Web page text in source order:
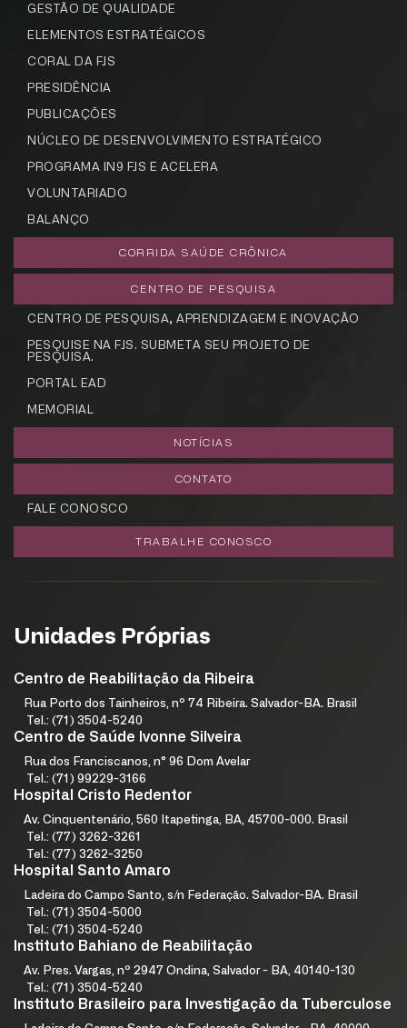
GESTÃO DE QUALIDADE
ELEMENTOS ESTRATÉGICOS
CORAL DA FJS
PRESIDÊNCIA
PUBLICAÇÕES
NÚCLEO DE DESENVOLVIMENTO ESTRATÉGICO
PROGRAMA IN9 FJS E ACELERA
VOLUNTARIADO
BALANÇO
CORRIDA SAÚDE CRÔNICA
CENTRO DE PESQUISA
CENTRO DE PESQUISA, APRENDIZAGEM E INOVAÇÃO
PESQUISE NA FJS. SUBMETA SEU PROJETO DE
PESQUISA.
PORTAL EAD
MEMORIAL
NOTÍCIAS
CONTATO
FALE CONOSCO
TRABALHE CONOSCO
Unidades Próprias
Centro de Reabilitação da Ribeira
Rua Porto dos Tainheiros, nº 74 Ribeira. Salvador-BA. Brasil
Tel.: (71) 3504-5240
Centro de Saúde Ivonne Silveira
Rua dos Franciscanos, n° 96 Dom Avelar
Tel.: (71) 99229-3166
Hospital Cristo Redentor
Av. Cinquentenário, 560 Itapetinga, BA, 45700-000. Brasil
Tel.: (77) 3262-3261
Tel.: (77) 3262-3250
Hospital Santo Amaro
Ladeira do Campo Santo, s/n Federação. Salvador-BA. Brasil
Tel.: (71) 3504-5000
Tel.: (71) 3504-5240
Instituto Bahiano de Reabilitação
Av. Pres. Vargas, nº 2947 Ondina, Salvador - BA, 40140-130
Tel.: (71) 3504-5240
Instituto Brasileiro para Investigação da Tuberculose